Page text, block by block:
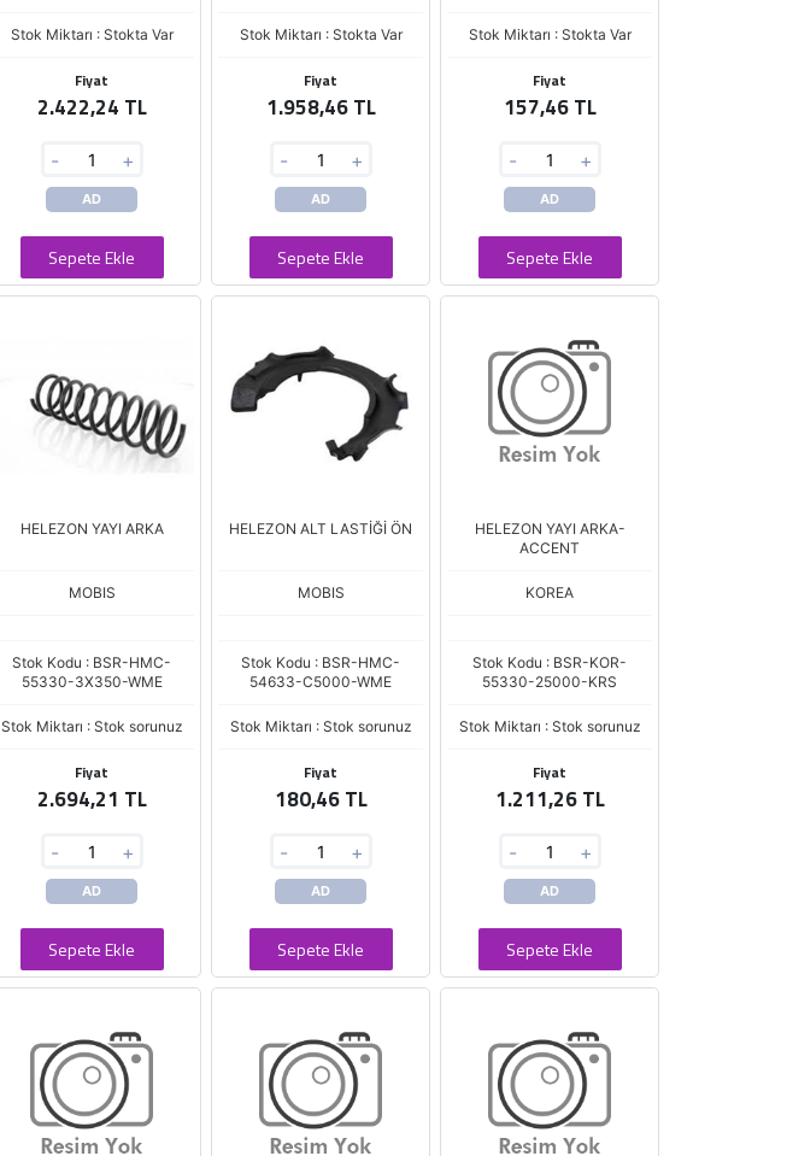
Stok Miktarı : Stokta Var
Fiyat
2.422,24 TL
- +
AD
Sepete Ekle
Stok Miktarı : Stokta Var
Fiyat
1.958,46 TL
- +
AD
Sepete Ekle
Stok Miktarı : Stokta Var
Fiyat
157,46 TL
- +
AD
Sepete Ekle
HELEZON YAYI ARKA
MOBIS
Stok Kodu : BSR-HMC-
55330-3X350-WME
Stok Miktarı : Stok sorunuz
Fiyat
2.694,21 TL
- +
AD
Sepete Ekle
HELEZON ALT LASTİĞİ ÖN
MOBIS
Stok Kodu : BSR-HMC-
54633-C5000-WME
Stok Miktarı : Stok sorunuz
Fiyat
180,46 TL
- +
AD
Sepete Ekle
HELEZON YAYI ARKA-
ACCENT
KOREA
Stok Kodu : BSR-KOR-
55330-25000-KRS
Stok Miktarı : Stok sorunuz
Fiyat
1.211,26 TL
- +
AD
Sepete Ekle